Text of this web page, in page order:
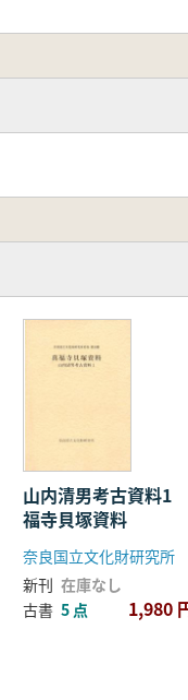
山内清男考古資料1
福寺貝塚資料
奈良国立文化財研究所
新刊 在庫なし
古書 5 点 1,980